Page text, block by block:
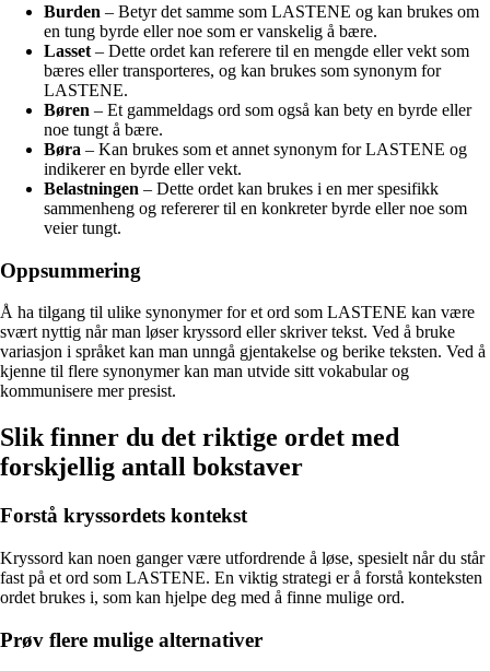
Burden – Betyr det samme som LASTENE og kan brukes om
en tung byrde eller noe som er vanskelig å bære.
Lasset – Dette ordet kan referere til en mengde eller vekt som
bæres eller transporteres, og kan brukes som synonym for
LASTENE.
Børen – Et gammeldags ord som også kan bety en byrde eller
noe tungt å bære.
Børa – Kan brukes som et annet synonym for LASTENE og
indikerer en byrde eller vekt.
Belastningen – Dette ordet kan brukes i en mer spesifikk
sammenheng og refererer til en konkreter byrde eller noe som
veier tungt.
Oppsummering
Å ha tilgang til ulike synonymer for et ord som LASTENE kan være
svært nyttig når man løser kryssord eller skriver tekst. Ved å bruke
variasjon i språket kan man unngå gjentakelse og berike teksten. Ved å
kjenne til flere synonymer kan man utvide sitt vokabular og
kommunisere mer presist.
Slik finner du det riktige ordet med
forskjellig antall bokstaver
Forstå kryssordets kontekst
Kryssord kan noen ganger være utfordrende å løse, spesielt når du står
fast på et ord som LASTENE. En viktig strategi er å forstå konteksten
ordet brukes i, som kan hjelpe deg med å finne mulige ord.
Prøv flere mulige alternativer